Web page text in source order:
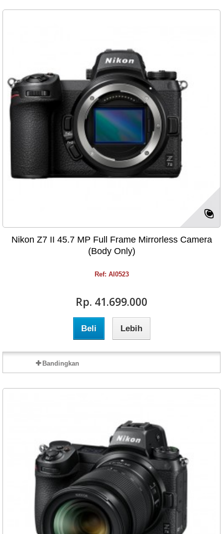
Nikon Z7 II 45.7 MP Full Frame Mirrorless Camera
(Body Only)
Ref: AI0523
Rp‎. 41.699.000
Beli Lebih
Bandingkan